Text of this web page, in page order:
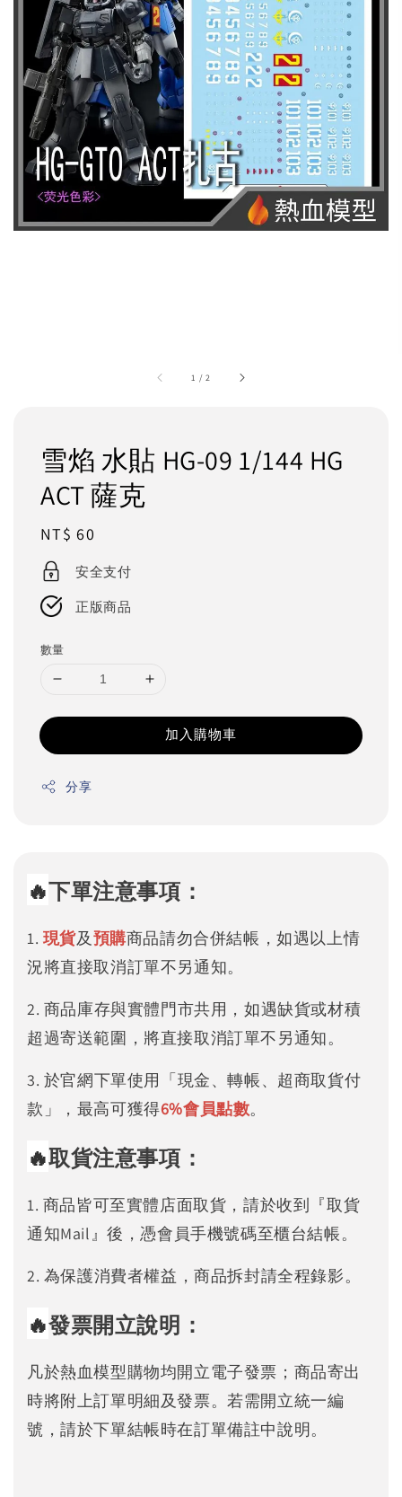
1 /2
雪焰 水貼 HG-09 1/144 HG
ACT 薩克
Regular
price
NT$ 60
安全支付
正版商品
數量
加入購物車
分享
🔥下單注意事項：
1. 現貨及預購商品請勿合併結帳，如遇以上情
況將直接取消訂單不另通知。
2. 商品庫存與實體門市共用，如遇缺貨或材積
超過寄送範圍，將直接取消訂單不另通知。
3. 於官網下單使用「現金、轉帳、超商取貨付
款」，最高可獲得6%會員點數。
🔥取貨注意事項：
1. 商品皆可至實體店面取貨，請於收到『取貨
通知Mail』後，憑會員手機號碼至櫃台結帳。
2. 為保護消費者權益，商品拆封請全程錄影。
🔥發票開立說明：
凡於熱血模型購物均開立電子發票；商品寄出
時將附上訂單明細及發票。若需開立統一編
號，請於下單結帳時在訂單備註中說明。